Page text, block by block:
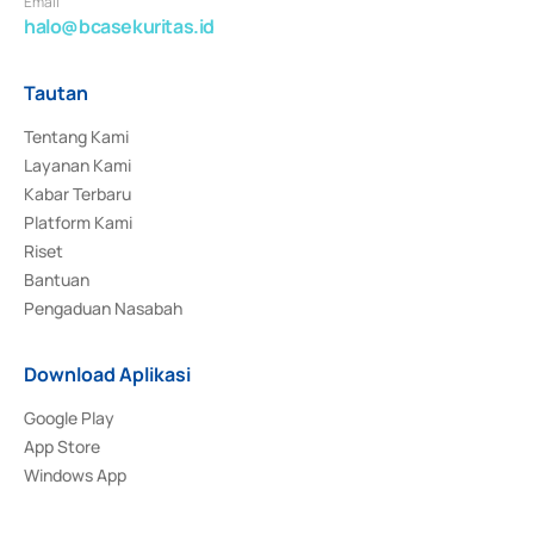
halo@bcasekuritas.id
Tautan
Tentang Kami
Layanan Kami
Kabar Terbaru
Platform Kami
Riset
Bantuan
Pengaduan Nasabah
Download Aplikasi
Google Play
App Store
Windows App